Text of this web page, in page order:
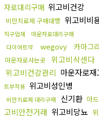
자로대리구매 위고비건강
비만치료제 구매대행 위고비비
직구업체
마운자로대리구매
다이어트약
wegovy 카마그
마운자로사는곳 위고비삭센다
위고비건강관리 마운자로
트부작용 위고비성인병
비만치료제 대리구매 신기환 아
고비안전거래 위고비당뇨